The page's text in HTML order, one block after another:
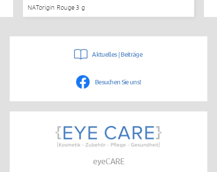
NATorigin Rouge 3 g
Aktuelles | Beiträge
Besuchen Sie uns!
eyeCARE